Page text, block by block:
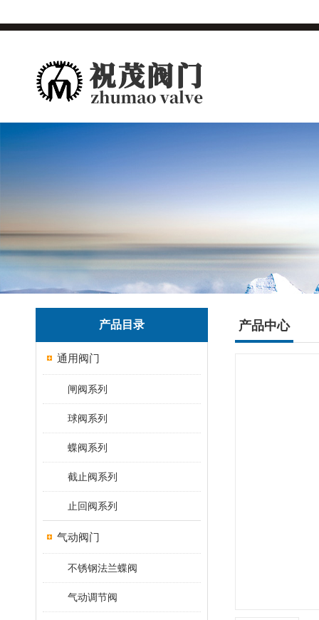
产品目录
通用阀门
闸阀系列
球阀系列
蝶阀系列
截止阀系列
止回阀系列
气动阀门
不锈钢法兰蝶阀
气动调节阀
产品中心